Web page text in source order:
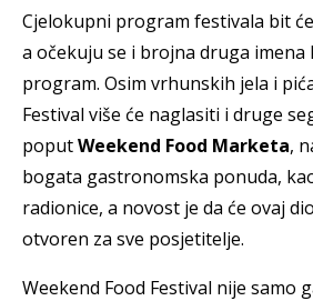
Cjelokupni program festivala bit
a očekuju se i brojna druga
program. Osim vrhunskih jela i
Festival više će naglasiti i druge
poputWeekend Food Marketa,
bogata gastronomska ponuda,
radionice, a novost je da će ovaj
otvoren za sve posjetitelje.
Weekend Food Festival nije samo